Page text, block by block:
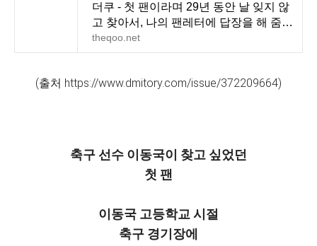
더쿠 - 첫 팬이라며 29년 동안 날 잊지 않
고 찾아서, 나의 팬레터에 답장을 해 줌ㅠ
ㅠ
theqoo.net
(출처 https://www.dmitory.com/issue/372209664)
축구 선수 이동국이 찾고 싶었던
첫 팬
이동국 고등학교 시절
축구 경기장에